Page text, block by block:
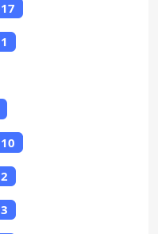
17
1
10
2
3